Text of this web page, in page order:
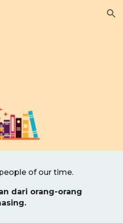
of our time.
dari orang-orang
.